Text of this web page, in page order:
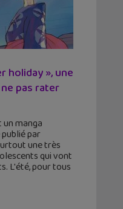
holiday », une
pas rater
manga
par
une très
qui vont
L'été, pour tous